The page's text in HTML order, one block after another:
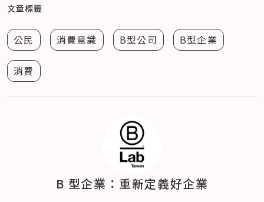
文章標籤
公民 消費意識 B型公司 B型企業
消費
B 型企業：重新定義好企業